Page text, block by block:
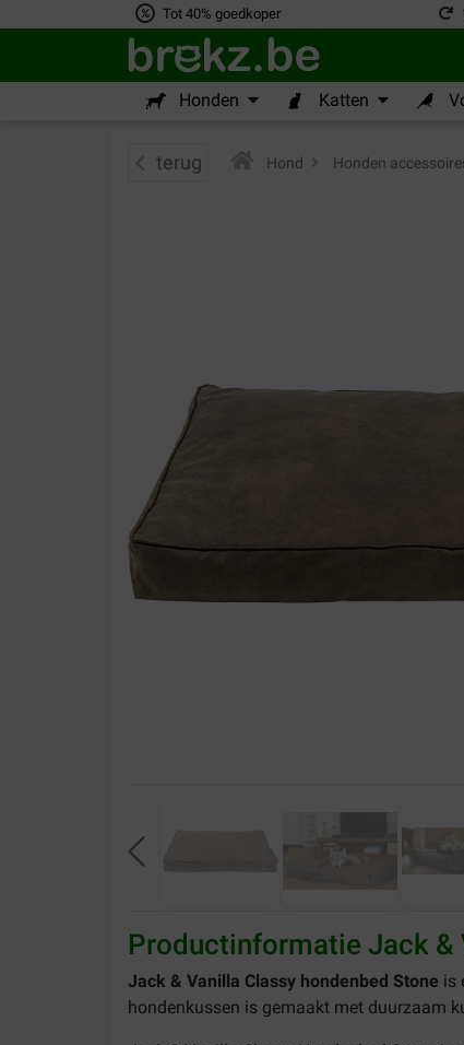
Tot 40% goedkoper
Honden Katten
terug Hond Honden
Productinformatie Jack &
Jack & Vanilla Classy hondenbed Stone is
hondenkussen is gemaakt met duurzaam